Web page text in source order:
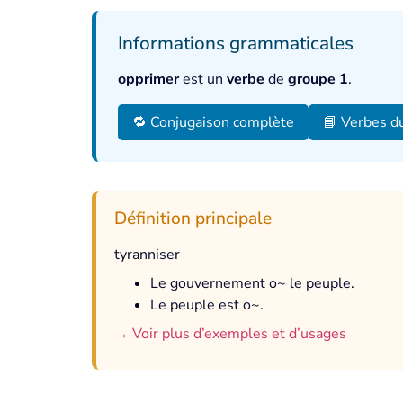
Informations grammaticales
opprimerest un verbe de groupe 1.
🔁 Conjugaison complète 📘 Verbes
Définition principale
tyranniser
Le gouvernement o~ le peuple.
Le peuple est o~.
→ Voir plus d’exemples et d’usages